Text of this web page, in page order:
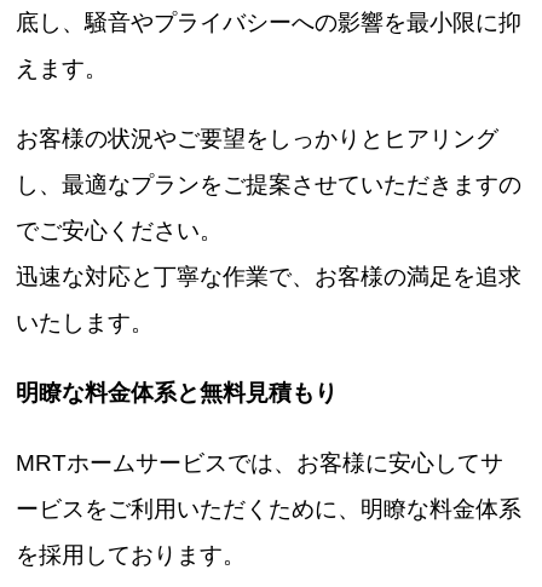
底し、騒音やプライバシーへの影響を最小限に抑
えます。
お客様の状況やご要望をしっかりとヒアリング
し、最適なプランをご提案させていただきますの
でご安心ください。
迅速な対応と丁寧な作業で、お客様の満足を追求
いたします。
明瞭な料金体系と無料見積もり
MRTホームサービスでは、お客様に安心してサ
ービスをご利用いただくために、明瞭な料金体系
を採用しております。